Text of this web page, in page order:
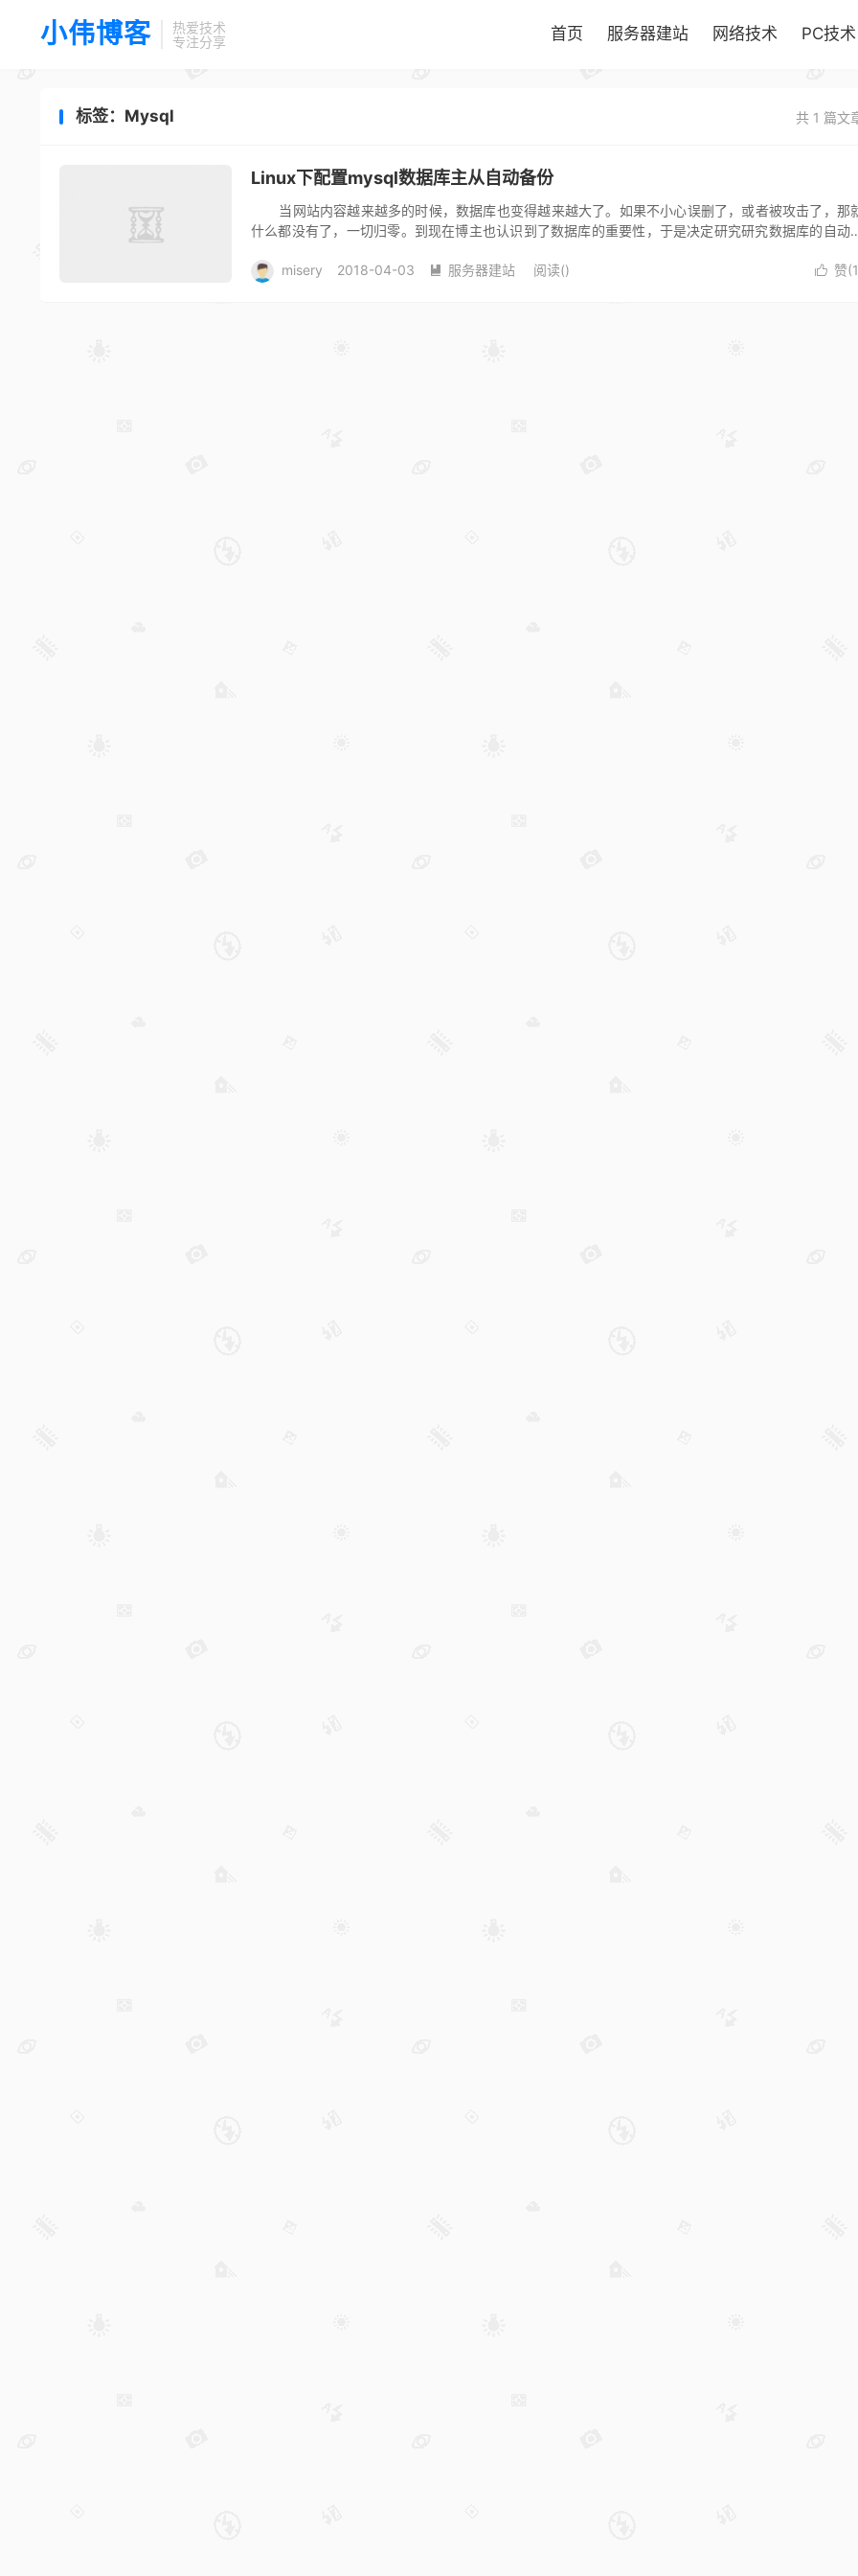
小伟博客
热爱技术
专注分享
首页 服务器建站 网络技术 PC技术
共 1 篇文
标签：Mysql
Linux下配置mysql数据库主从自动备份
当网站内容越来越多的时候，数据库也变得越来越大了。如果不小心误删了，或者被攻击了，那
什么都没有了，一切归零。到现在博主也认识到了数据库的重要性，于是决定研究研究数据库的自动
 赞(1
misery 2018-04-03  服务器建站 阅读()